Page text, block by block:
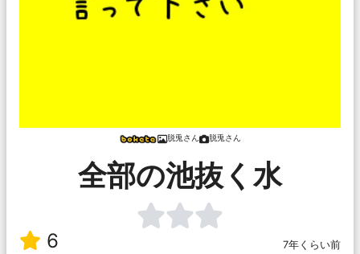
脱兎さん 脱兎さん
全部の池抜く水
6
7年くらい前